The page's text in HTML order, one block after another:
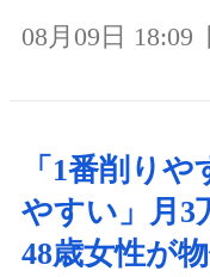
08月09日 18:09
「1番削り
やすい」月3
48歳女性が